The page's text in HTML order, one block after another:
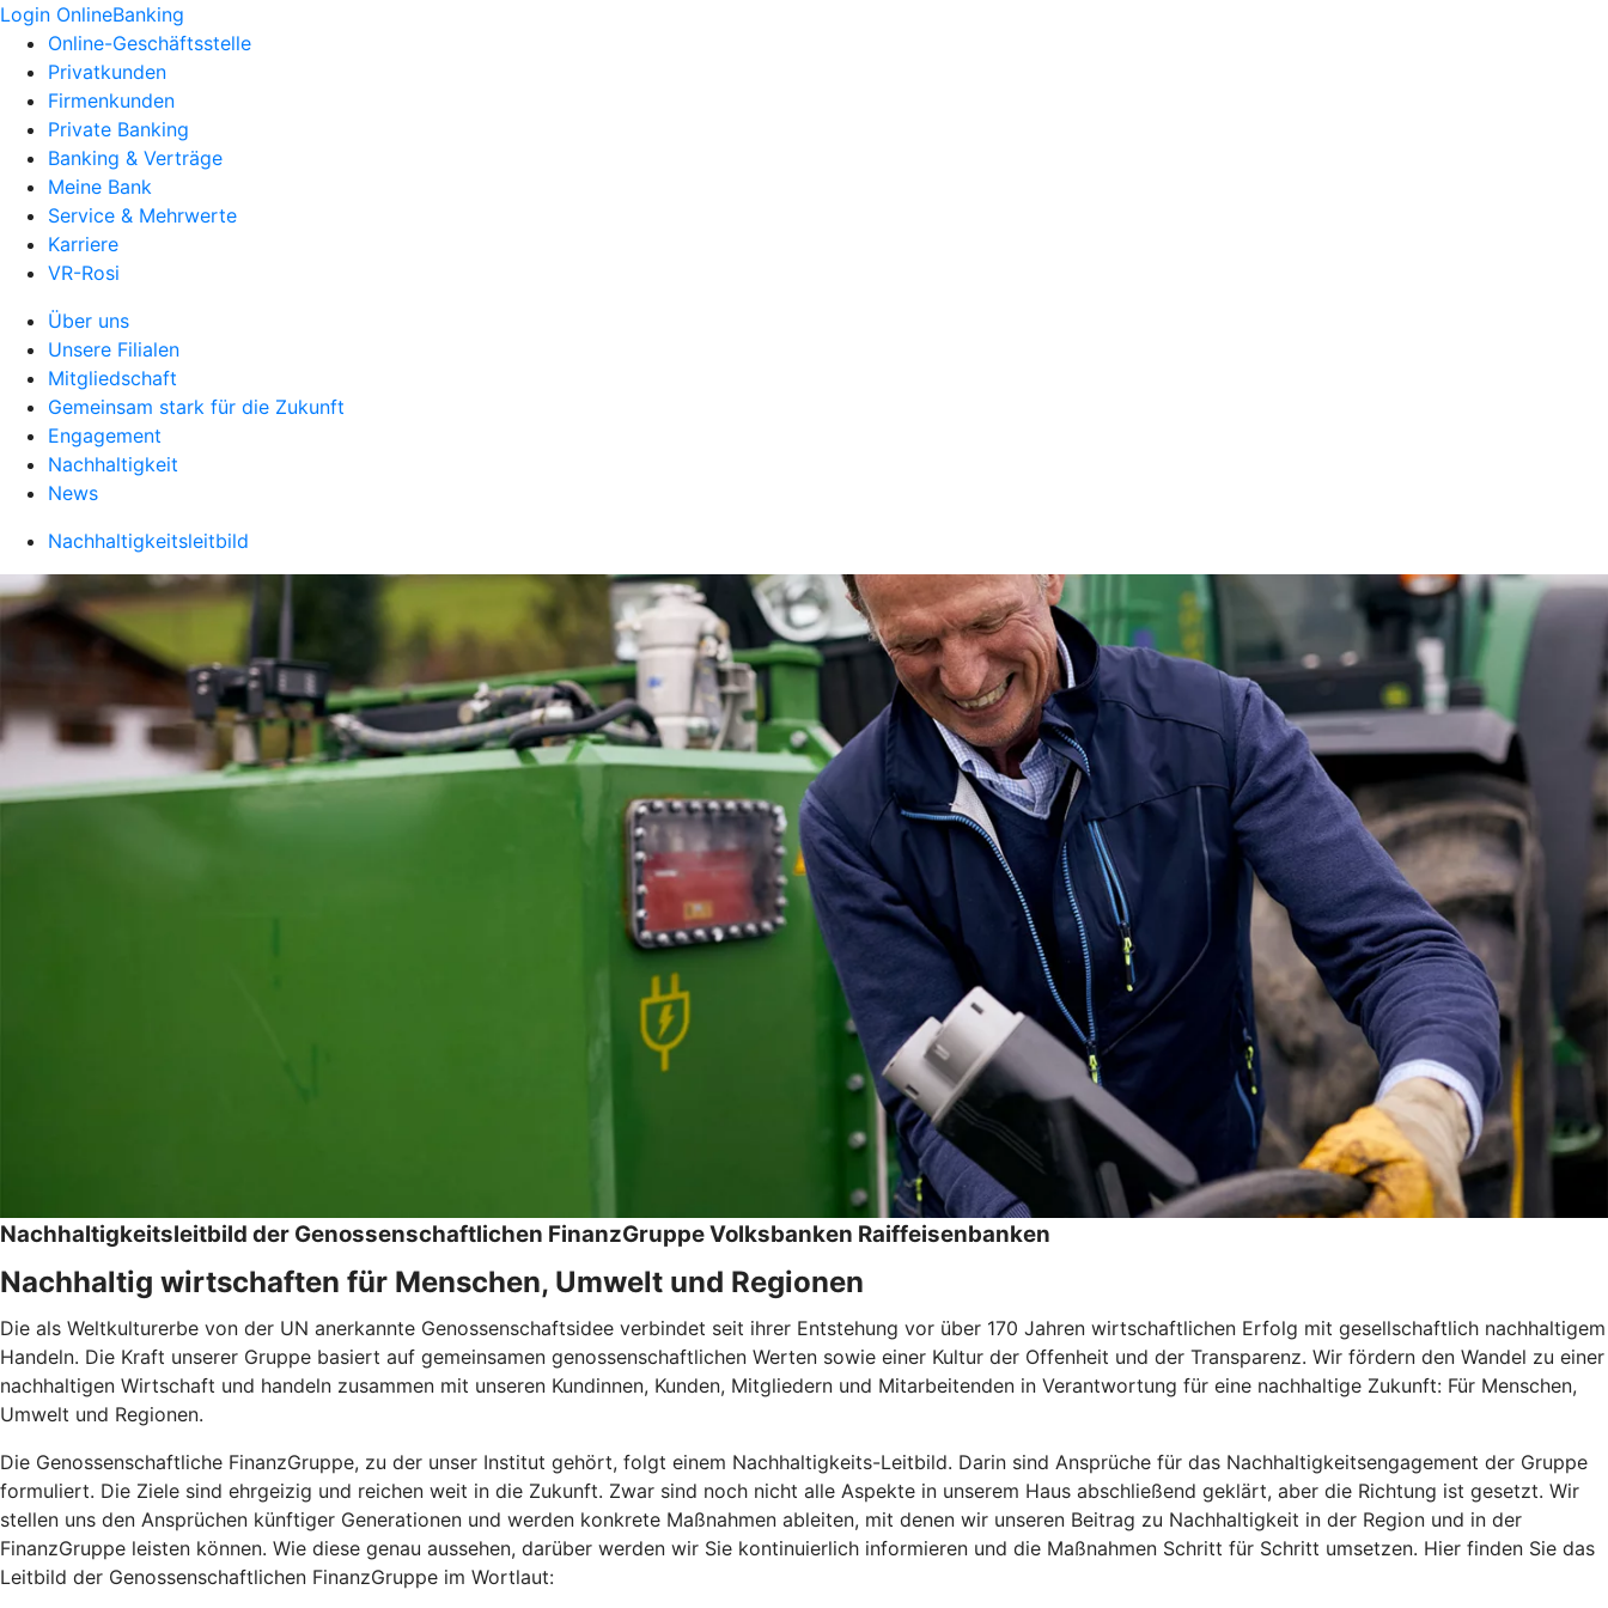
Login OnlineBanking
Online-Geschäftsstelle
Privatkunden
Firmenkunden
Private Banking
Banking & Verträge
Meine Bank
Service & Mehrwerte
Karriere
VR-Rosi
Über uns
Unsere Filialen
Mitgliedschaft
Gemeinsam stark für die Zukunft
Engagement
Nachhaltigkeit
News
Nachhaltigkeitsleitbild
Nachhaltigkeitsleitbild der Genossenschaftlichen FinanzGruppe Volksbanken Raiffeisenbanken
Nachhaltig wirtschaften für Menschen, Umwelt und Regionen
Die als Weltkulturerbe von der UN anerkannte Genossenschaftsidee verbindet seit ihrer Entstehung vor über 170 Jahren wirtschaftlichen Erfolg mit gesellschaftlich nachhaltigem
Handeln. Die Kraft unserer Gruppe basiert auf gemeinsamen genossenschaftlichen Werten sowie einer Kultur der Offenheit und der Transparenz. Wir fördern den Wandel zu einer
nachhaltigen Wirtschaft und handeln zusammen mit unseren Kundinnen, Kunden, Mitgliedern und Mitarbeitenden in Verantwortung für eine nachhaltige Zukunft: Für Menschen,
Umwelt und Regionen.
Die Genossenschaftliche FinanzGruppe, zu der unser Institut gehört, folgt einem Nachhaltigkeits-Leitbild. Darin sind Ansprüche für das Nachhaltigkeitsengagement der Gruppe
formuliert. Die Ziele sind ehrgeizig und reichen weit in die Zukunft. Zwar sind noch nicht alle Aspekte in unserem Haus abschließend geklärt, aber die Richtung ist gesetzt. Wir
stellen uns den Ansprüchen künftiger Generationen und werden konkrete Maßnahmen ableiten, mit denen wir unseren Beitrag zu Nachhaltigkeit in der Region und in der
FinanzGruppe leisten können. Wie diese genau aussehen, darüber werden wir Sie kontinuierlich informieren und die Maßnahmen Schritt für Schritt umsetzen. Hier finden Sie das
Leitbild der Genossenschaftlichen FinanzGruppe im Wortlaut: